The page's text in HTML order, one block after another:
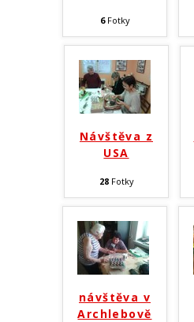
6Fotky
Návštěva z
USA
28Fotky
návštěva v
Archlebově